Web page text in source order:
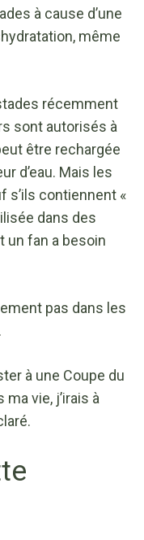
à cause d’une
même
récemment
sont autorisés à
être rechargée
d’eau. Mais les
s’ils contiennent «
dans des
un fan a besoin
pas dans les
à une Coupe du
vie, j’irais à